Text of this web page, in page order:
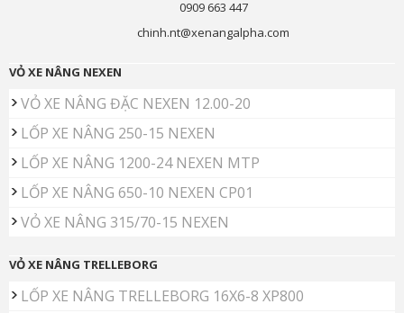
0909 663 447
chinh.nt@xenangalpha.com
VỎ XE NÂNG NEXEN
VỎ XE NÂNG ĐẶC NEXEN 12.00-20
LỐP XE NÂNG 250-15 NEXEN
LỐP XE NÂNG 1200-24 NEXEN MTP
LỐP XE NÂNG 650-10 NEXEN CP01
VỎ XE NÂNG 315/70-15 NEXEN
VỎ XE NÂNG TRELLEBORG
LỐP XE NÂNG TRELLEBORG 16X6-8 XP800